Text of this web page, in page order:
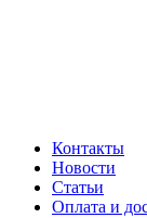
Контакты
Новости
Статьи
Оплата и